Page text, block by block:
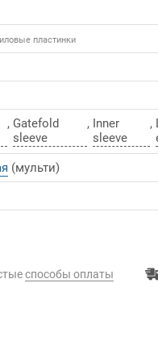
пластинки
, Gatefold
sleeve
, Inner
sleeve
,
(мульти)
способы оплаты